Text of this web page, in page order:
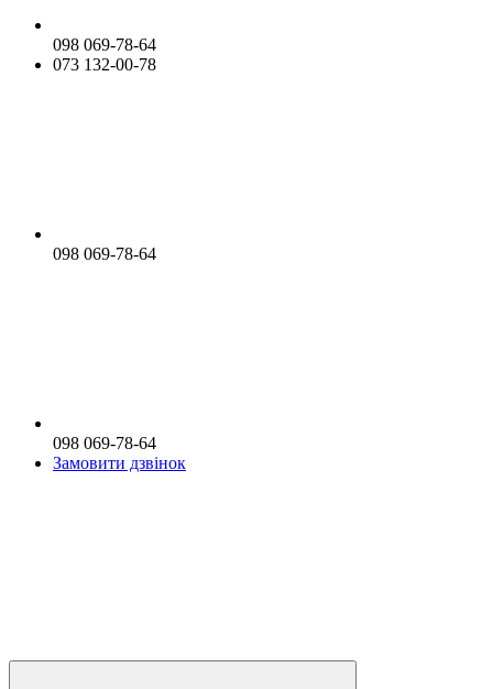
098 069-78-64
073 132-00-78
098 069-78-64
098 069-78-64
Замовити дзвінок